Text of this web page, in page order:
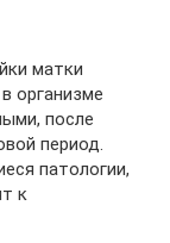
матки
организме
после
период.
патологии,
к